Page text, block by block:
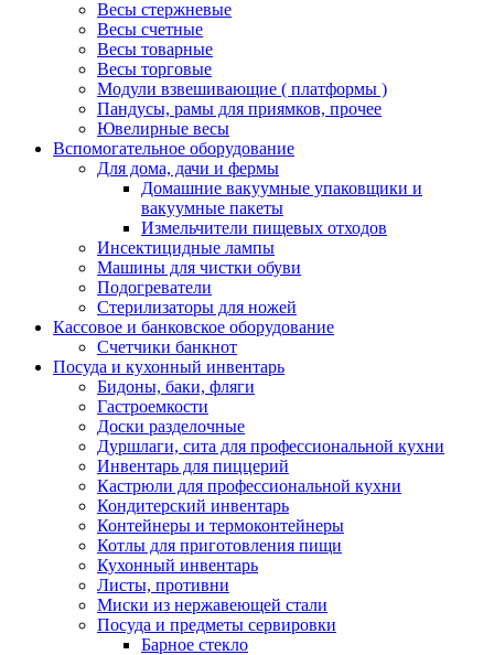
Весы стержневые
Весы счетные
Весы товарные
Весы торговые
Модули взвешивающие ( платформы )
Пандусы, рамы для приямков, прочее
Ювелирные весы
Вспомогательное оборудование
Для дома, дачи и фермы
Домашние вакуумные упаковщики и
вакуумные пакеты
Измельчители пищевых отходов
Инсектицидные лампы
Машины для чистки обуви
Подогреватели
Стерилизаторы для ножей
Кассовое и банковское оборудование
Счетчики банкнот
Посуда и кухонный инвентарь
Бидоны, баки, фляги
Гастроемкости
Доски разделочные
Дуршлаги, сита для профессиональной кухни
Инвентарь для пиццерий
Кастрюли для профессиональной кухни
Кондитерский инвентарь
Контейнеры и термоконтейнеры
Котлы для приготовления пищи
Кухонный инвентарь
Листы, противни
Миски из нержавеющей стали
Посуда и предметы сервировки
Барное стекло